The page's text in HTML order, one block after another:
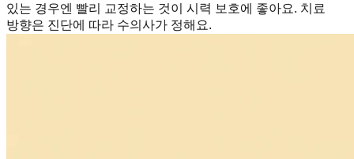
있는 경우엔 빨리 교정하는 것이 시력 보호에 좋아요. 치료
방향은 진단에 따라 수의사가 정해요.